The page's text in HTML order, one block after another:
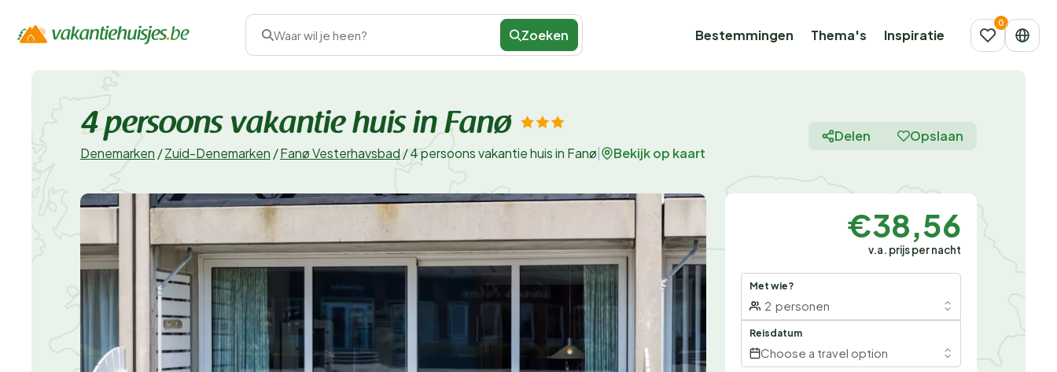
Waar wil je heen? Zoeken Bestemmingen Thema's Inspiratie
4 persoons vakantie huis in Fanø
Denemarken /Zuid-Denemarken /Fanø Vesterhavsbad/4 persoons vakantie huis in Fanø Bekijk op kaart
Delen Opslaan
€38,56
v.a. prijs per nacht
Met wie?
2 personen
Reisdatum
Choose a travel option